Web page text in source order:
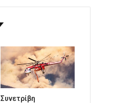
Συνετρίβη